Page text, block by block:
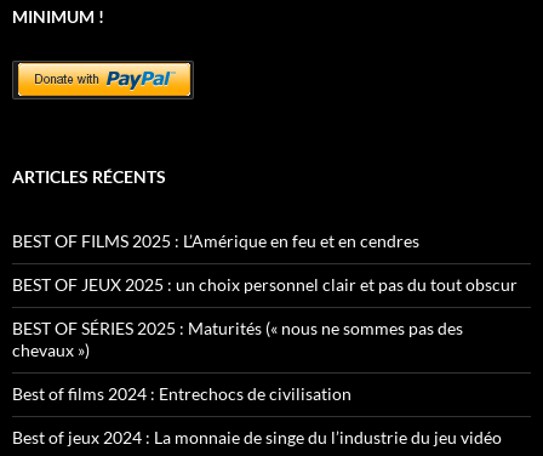
MINIMUM !
ARTICLES RÉCENTS
BEST OF FILMS 2025 : L’Amérique en feu et en cendres
BEST OF JEUX 2025 : un choix personnel clair et pas du tout obscur
BEST OF SÉRIES 2025 : Maturités (« nous ne sommes pas des
chevaux »)
Best of films 2024 : Entrechocs de civilisation
Best of jeux 2024 : La monnaie de singe du l’industrie du jeu vidéo